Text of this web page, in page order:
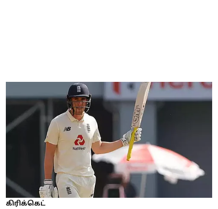
கிரிக்கெட்